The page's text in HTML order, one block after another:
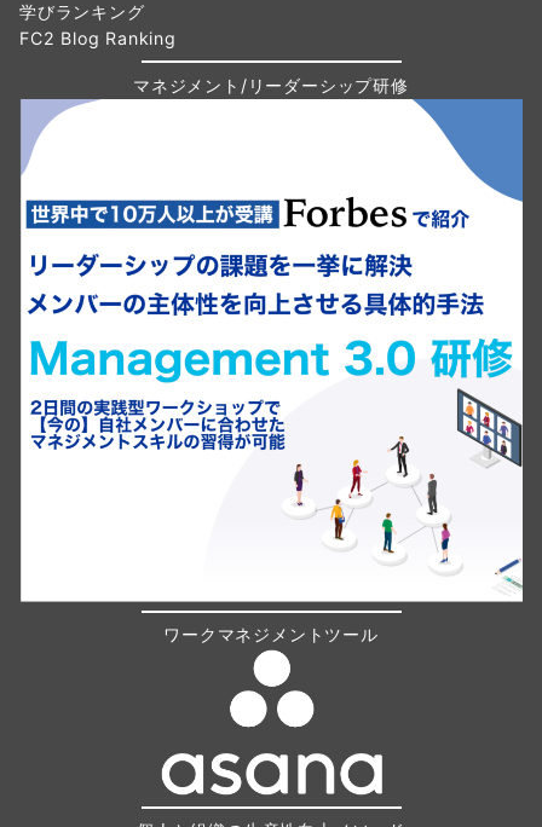
学びランキング
FC2 Blog Ranking
マネジメント/リーダーシップ研修
ワークマネジメントツール